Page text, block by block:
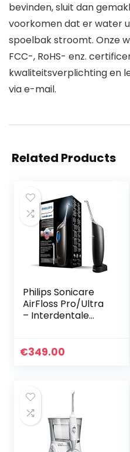
bevinden, sluit dan
voorkomen dat er water
spoelbak stroomt. Onze
FCC-, RoHS- enz.
kwaliteitsverplichting en
via e-mail.
Related Products
Philips Sonicare
AirFloss Pro/Ultra
– Interdentale
€349.00